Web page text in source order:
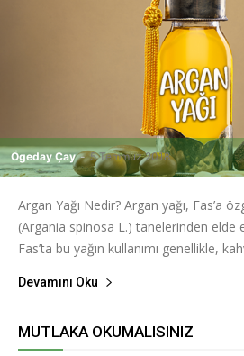
Ögeday Çay - 5 Temmuz 2018
Argan Yağı Nedir? Argan yağı, Fas’a
(Argania spinosa L.) tanelerinden elde
Fas’ta bu yağın kullanımı genellikle,
Devamını Oku
MUTLAKA OKUMALISINIZ